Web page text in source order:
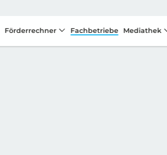
Förderrechner Fachbetriebe Mediathek